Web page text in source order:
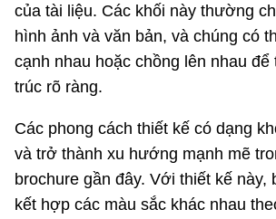
của tài liệu. Các khối này thường
hình ảnh và văn bản, và chúng có
cạnh nhau hoặc chồng lên nhau để
trúc rõ ràng.
Các phong cách thiết kế có dạng
và trở thành xu hướng mạnh mẽ
brochure gần đây. Với thiết kế này,
kết hợp các màu sắc khác nhau